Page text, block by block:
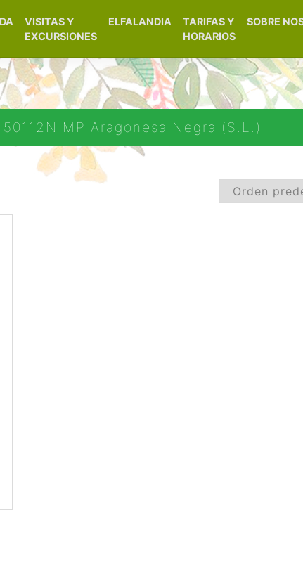
– Onil – Alicante
VISITAS Y
EXCURSIONES
ELFALANDIA
TARIFAS Y
HORARIOS
SOBRE
50112N MP Aragonesa Negra (S.L.)